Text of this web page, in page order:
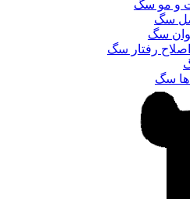
و مو سگ
سگ
سگ
رفتار سگ
ها سگ